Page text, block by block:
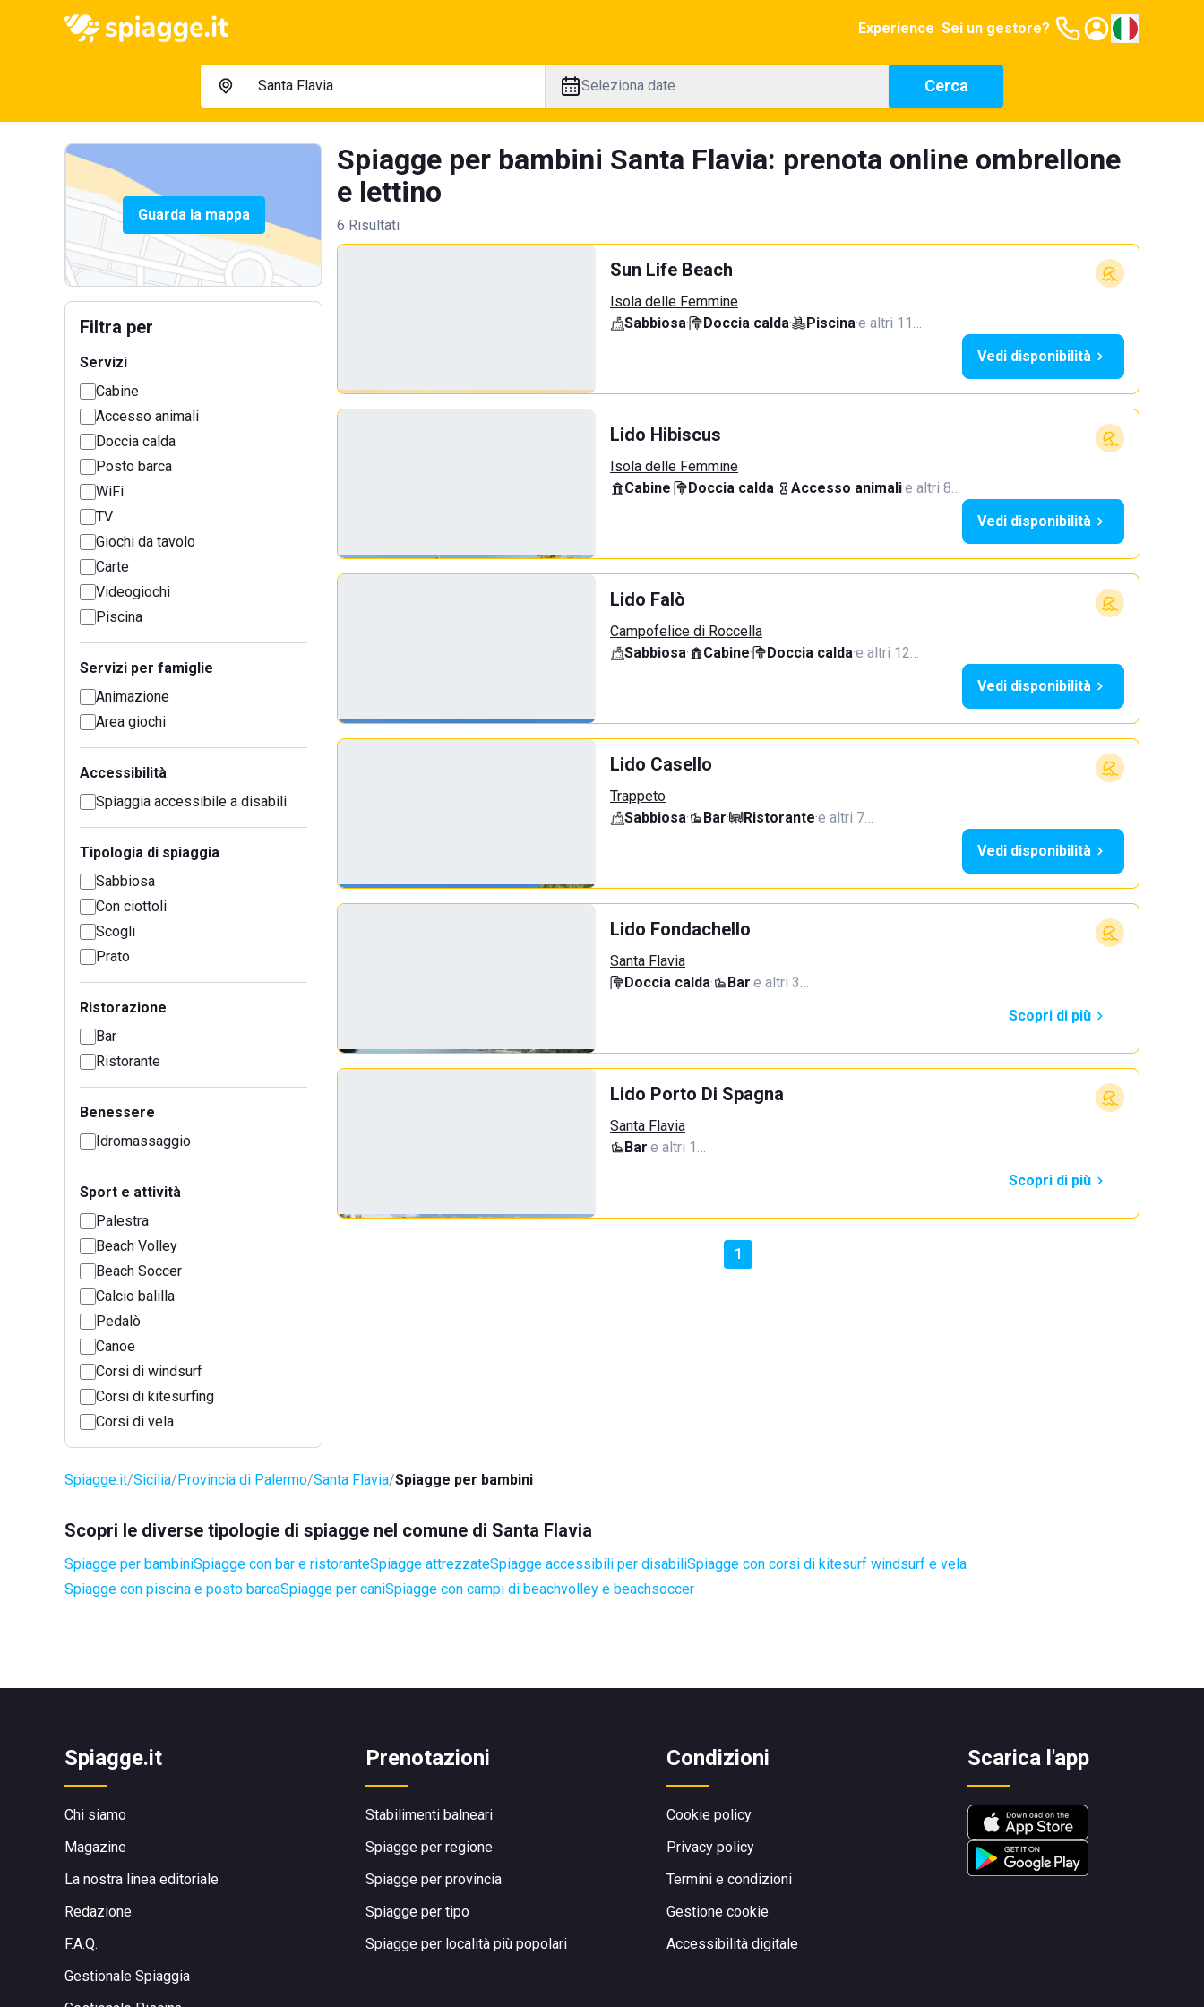
Experience Sei un gestore?
Seleziona date Cerca
Guarda la mappa
Filtra per
Servizi
Cabine
Accesso animali
Doccia calda
Posto barca
WiFi
TV
Giochi da tavolo
Carte
Videogiochi
Piscina
Servizi per famiglie
Animazione
Area giochi
Accessibilità
Spiaggia accessibile a disabili
Tipologia di spiaggia
Sabbiosa
Con ciottoli
Scogli
Prato
Ristorazione
Bar
Ristorante
Benessere
Idromassaggio
Sport e attività
Palestra
Beach Volley
Beach Soccer
Calcio balilla
Pedalò
Canoe
Corsi di windsurf
Corsi di kitesurfing
Corsi di vela
Spiagge per bambini Santa Flavia: prenota online ombrellone
e lettino
6 Risultati
Sun Life Beach
Isola delle Femmine
Sabbiosa· Doccia calda· Piscina·e altri 11…
Vedi disponibilità
Lido Hibiscus
Isola delle Femmine
Cabine· Doccia calda· Accesso animali·e altri 8…
Vedi disponibilità
Lido Falò
Campofelice di Roccella
Sabbiosa· Cabine· Doccia calda·e altri 12…
Vedi disponibilità
Lido Casello
Trappeto
Sabbiosa· Bar· Ristorante·e altri 7…
Vedi disponibilità
Lido Fondachello
Santa Flavia
Doccia calda· Bar·e altri 3…
Scopri di più
Lido Porto Di Spagna
Santa Flavia
Bar·e altri 1…
Scopri di più
1
Spiagge.it Sicilia Provincia di Palermo Santa Flavia Spiagge per bambini
Scopri le diverse tipologie di spiagge nel comune di Santa Flavia
Spiagge per bambiniSpiagge con bar e ristoranteSpiagge attrezzateSpiagge accessibili per disabiliSpiagge con corsi di kitesurf windsurf e vela
Spiagge con piscina e posto barcaSpiagge per caniSpiagge con campi di beachvolley e beachsoccer
Spiagge.it
Chi siamo
Magazine
La nostra linea editoriale
Redazione
F.A.Q.
Gestionale Spiaggia
Prenotazioni
Stabilimenti balneari
Spiagge per regione
Spiagge per provincia
Spiagge per tipo
Spiagge per località più popolari
Condizioni
Cookie policy
Privacy policy
Termini e condizioni
Gestione cookie
Accessibilità digitale
Scarica l'app